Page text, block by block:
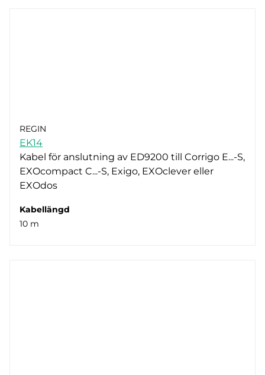
REGIN
EK14
Kabel för anslutning av ED9200 till Corrigo E...-S,
EXOcompact C...-S, Exigo, EXOclever eller
EXOdos
Kabellängd
10 m